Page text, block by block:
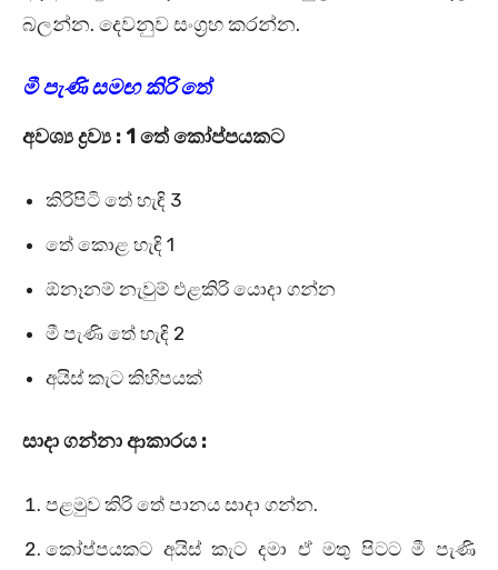
බලන්න. දෙවනුව සංග්‍රහ කරන්න.
මී පැණි සමඟ කිරි තේ
අවශ්‍ය ද්‍රව්‍ය : 1 තේ කෝප්පයකට
කිරිපිටි තේ හැඳි 3
තේ කොළ හැඳි 1
ඕනෑනම් නැවුම් එළකිරි යොදා ගන්න
මී පැණි තේ හැඳි 2
අයිස් කැට කිහිපයක්
සාදා ගන්නා ආකාරය :
පළමුව කිරි තේ පානය සාදා ගන්න.
කෝප්පයකට අයිස් කැට දමා ඒ මතු පිටට මී පැණි